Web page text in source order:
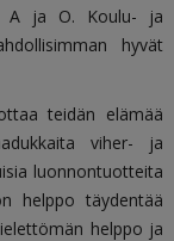
A ja O. Koulu- ja
hyvät
teidän elämää
viher- ja
luonnontuotteita
helppo täydentää
helppo ja